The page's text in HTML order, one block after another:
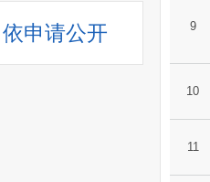
依申请公开 9
10
11